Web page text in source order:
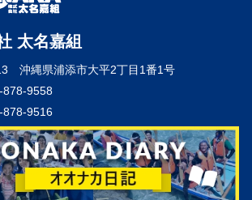
太名嘉組
沖縄県浦添市大平2丁目1番1号
878-9558
878-9516